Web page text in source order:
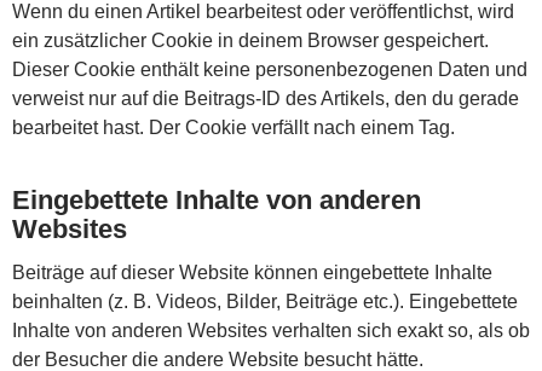
Wenn du einen Artikel bearbeitest oder veröffentlichst, wird
ein zusätzlicher Cookie in deinem Browser gespeichert.
Dieser Cookie enthält keine personenbezogenen Daten und
verweist nur auf die Beitrags-ID des Artikels, den du gerade
bearbeitet hast. Der Cookie verfällt nach einem Tag.
Eingebettete Inhalte von anderen
Websites
Beiträge auf dieser Website können eingebettete Inhalte
beinhalten (z. B. Videos, Bilder, Beiträge etc.). Eingebettete
Inhalte von anderen Websites verhalten sich exakt so, als ob
der Besucher die andere Website besucht hätte.